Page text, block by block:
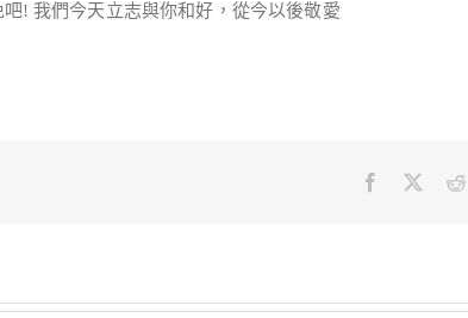
! 我們今天立志與你和好，從今以後敬愛
Facebook
Twitter